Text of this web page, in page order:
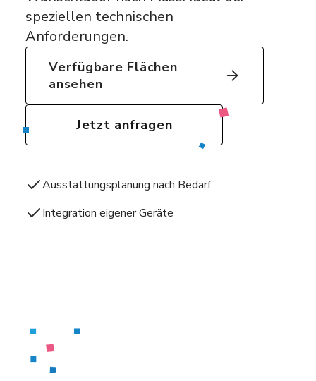
speziellen technischen
Anforderungen.
Verfügbare Flächen
ansehen
Jetzt anfragen
Ausstattungsplanung nach Bedarf
Integration eigener Geräte